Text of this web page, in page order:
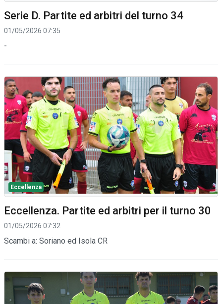
Serie D. Partite ed arbitri del turno 34
01/05/2026 07:35
-
Eccellenza
Eccellenza. Partite ed arbitri per il turno 30
01/05/2026 07:32
Scambi a: Soriano ed Isola CR